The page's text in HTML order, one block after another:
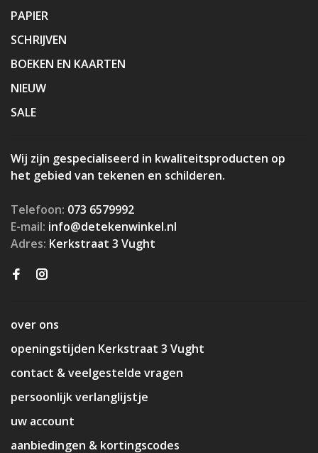
PAPIER
SCHRIJVEN
BOEKEN EN KAARTEN
NIEUW
SALE
Wij zijn gespecialiseerd in kwaliteitsproducten op
het gebied van tekenen en schilderen.
Telefoon: 073 6579992
E-mail: info@detekenwinkel.nl
Adres: Kerkstraat 3 Vught
over ons
openingstijden Kerkstraat 3 Vught
contact & veelgestelde vragen
persoonlijk verlanglijstje
uw account
aanbiedingen & kortingscodes